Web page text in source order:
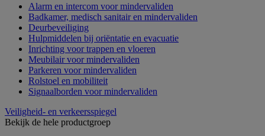
Alarm en intercom voor mindervaliden
Badkamer, medisch sanitair en mindervaliden
Deurbeveiliging
Hulpmiddelen bij oriëntatie en evacuatie
Inrichting voor trappen en vloeren
Meubilair voor mindervaliden
Parkeren voor mindervaliden
Rolstoel en mobiliteit
Signaalborden voor mindervaliden
Veiligheid- en verkeersspiegel
Bekijk de hele productgroep